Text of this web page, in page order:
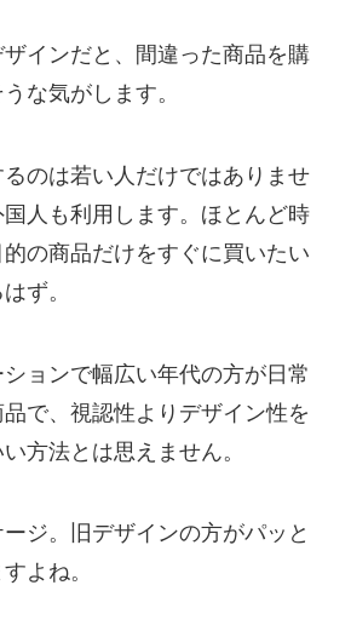
インだと、間違った商品を購
な気がします。
のは若い人だけではありませ
人も利用します。ほとんど時
の商品だけをすぐに買いたい
ず。
ョンで幅広い年代の方が日常
で、視認性よりデザイン性を
方法とは思えません。
ジ。旧デザインの方がパッと
よね。